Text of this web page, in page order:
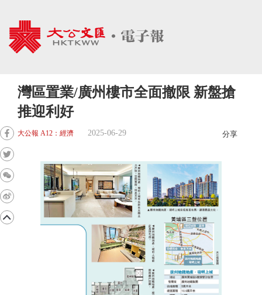
灣區置業/廣州樓市全面撤限 新盤搶
推迎利好
大公報 A12：經濟 2025-06-29 分享